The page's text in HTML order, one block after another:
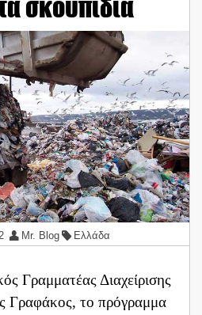
σκουπίδια
Mr. Blog Ελλάδα
Γραμματέας Διαχείρισης
το πρόγραμμα